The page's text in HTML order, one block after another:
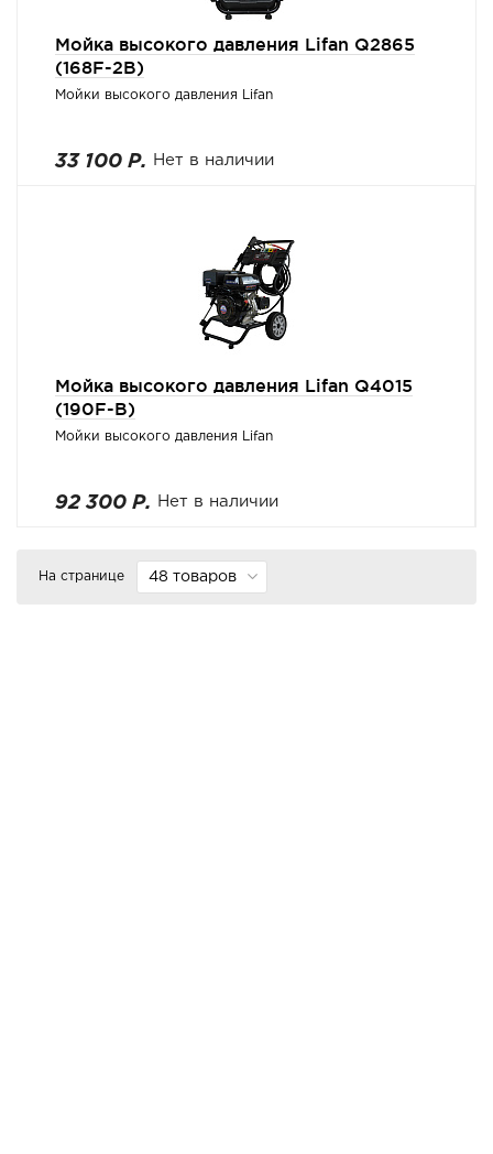
Мойка высокого давления Lifan Q2865
(168F-2B)
Мойки высокого давления Lifan
33 100 Р. Нет в наличии
Мойка высокого давления Lifan Q4015
(190F-B)
Мойки высокого давления Lifan
92 300 Р. Нет в наличии
На странице 48 товаров